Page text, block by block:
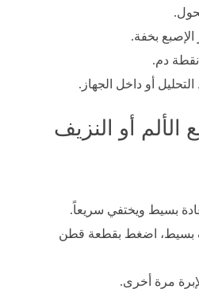
بخفة.
دم.
أو داخل الجهاز.
الألم أو النزيف
عادة بسيط ويختفي سريعاً.
بسيط، اضغط بقطعة قطن
مرة أخرى.